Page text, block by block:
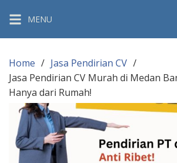
content
MENU
Home
Jasa Pendirian CV
Jasa Pendirian CV Murah di Medan
Hanya dari Rumah!